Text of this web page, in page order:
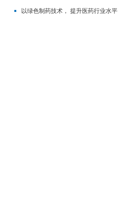
以绿色制药技术， 提升医药行业水平